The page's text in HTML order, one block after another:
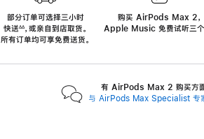
部分订单可选择三小时
快送
${translate.store.a11y.footnote}
∆∆， 或亲自到店取货。
所有订单均可享免费送货。
购买 AirPods Max 2，
Apple Music 免费试听三
有 AirPods Max 2 购买方面
与 AirPods Max Specialist 专